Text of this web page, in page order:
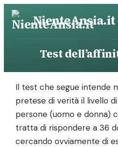
Vai
NienteAnsia.it
Test
Il test che segue intende
pretese di verità il livello
persone (uomo e donna)
tratta di rispondere a 36
cercando ovviamente di